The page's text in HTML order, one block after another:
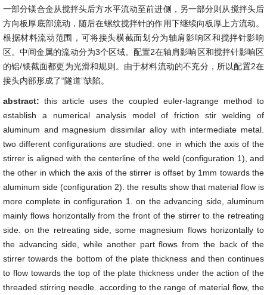
一部分镁合金从搅拌头后方水平流动至前进侧，另一部分则从搅拌头后
方向板厚底部流动，随后在螺纹搅拌针的作用下继续向板厚上方流动。
根据材料流动范围，可将接头横截面划分为轴肩影响区和搅拌针影响
区。中间金属的流动分为3个区域。配置2在轴肩影响区和搅拌针影响区
的铝/镁截面都更为光滑和规则。由于材料流动的不充分，所以配置2在
接头内部形成了“隧道”缺陷。
abstract: this article uses the coupled euler-lagrange method to
establish a numerical analysis model of friction stir welding of
aluminum and magnesium dissimilar alloy with intermediate metal.
two different configurations are studied: one in which the axis of the
stirrer is aligned with the centerline of the weld (configuration 1), and
the other in which the axis of the stirrer is offset by 1mm towards the
aluminum side (configuration 2). the results show that material flow is
more complete in configuration 1. on the advancing side, aluminum
mainly flows horizontally from the front of the stirrer to the retreating
side. on the retreating side, some magnesium flows horizontally to
the advancing side, while another part flows from the back of the
stirrer towards the bottom of the plate thickness and then continues
to flow towards the top of the plate thickness under the action of the
threaded stirring needle. according to the range of material flow, the